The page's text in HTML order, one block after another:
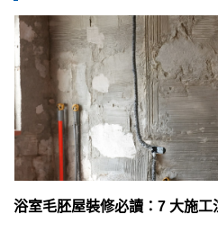
浴室毛胚屋裝修必讀：7 大施